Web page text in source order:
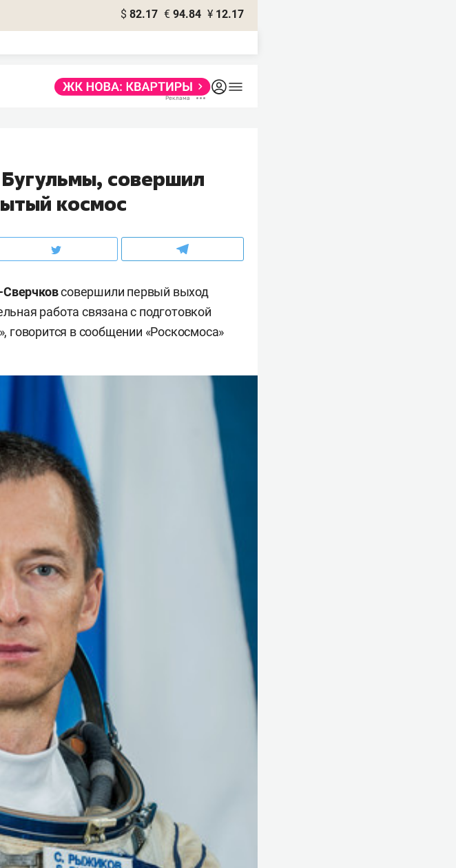
$ 82.17 € 94.84 ¥ 12.17
совершил
космос
совершили первый выход
работа связана с подготовкой
говорится в сообщении «Роскосмоса»